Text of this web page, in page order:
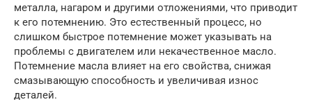
металла, нагаром и другими отложениями, что приводит
к его потемнению. Это естественный процесс, но
слишком быстрое потемнение может указывать на
проблемы с двигателем или некачественное масло.
Потемнение масла влияет на его свойства, снижая
смазывающую способность и увеличивая износ
деталей.